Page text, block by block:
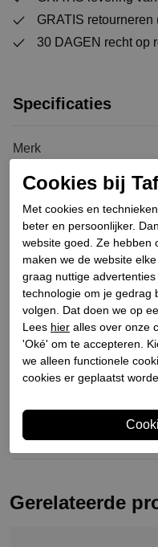
GRATIS retourneren
30 DAGEN recht op
Specificaties
Merk
Categorie
Kleur
Bestelcode
Materiaal buitenkant
Materiaal binnenkant
Materiaal zool
Hakhoogte
Omschrijving
Gerelateerde
Cookies bij
Met cookies en
beter en persoonlijker.
website goed. Ze hebben
maken we de website
graag nuttige
technologie om je gedrag
volgen. Dat doen we op
Lees hier alles over onze
'Oké' om te accepteren.
we alleen functionele
cookies er geplaatst